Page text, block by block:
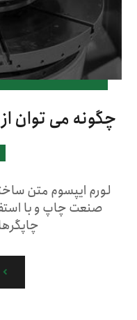
چگونه می توان
لورم ایپسوم متن
صنعت چاپ و با